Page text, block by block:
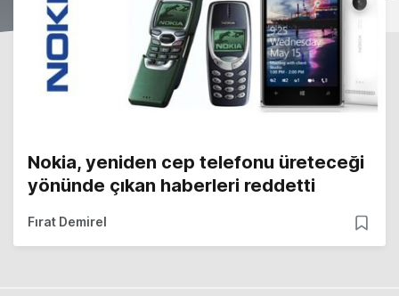
Nokia, yeniden cep telefonu üreteceği
yönünde çıkan haberleri reddetti
Fırat Demirel